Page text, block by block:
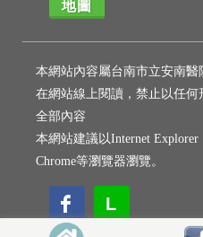
地圖
本網站內容屬台南市立安南
在網站線上閱讀，禁止以任
全部內容
本網站建議以Internet
Chrome等瀏覽器瀏覽。
L